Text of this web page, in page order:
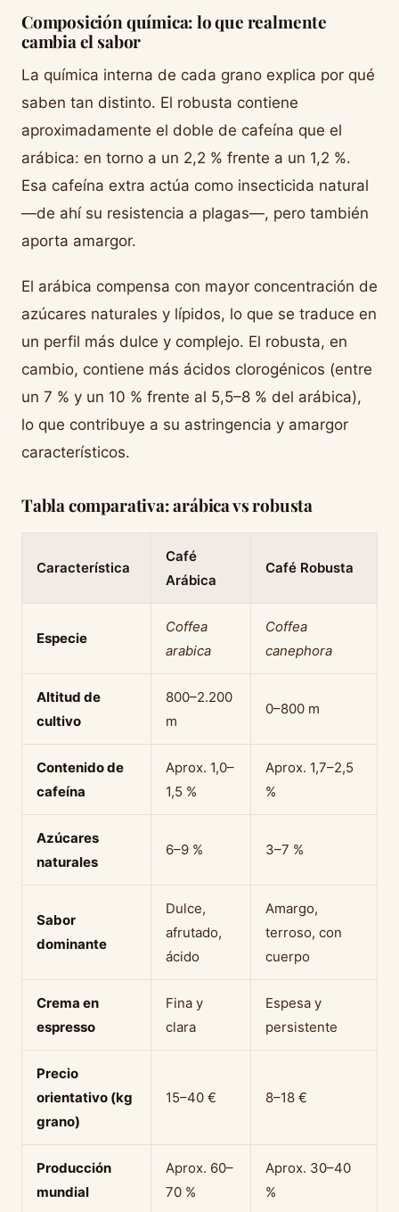
Composición química: lo que realmente
cambia el sabor
La química interna de cada grano explica por qué
saben tan distinto. El robusta contiene
aproximadamente el doble de cafeína que el
arábica: en torno a un 2,2 % frente a un 1,2 %.
Esa cafeína extra actúa como insecticida natural
—de ahí su resistencia a plagas—, pero también
aporta amargor.
El arábica compensa con mayor concentración de
azúcares naturales y lípidos, lo que se traduce en
un perfil más dulce y complejo. El robusta, en
cambio, contiene más ácidos clorogénicos (entre
un 7 % y un 10 % frente al 5,5–8 % del arábica),
lo que contribuye a su astringencia y amargor
característicos.
Tabla comparativa: arábica vs robusta
Característica
Café
Arábica
Café Robusta
Especie
Coffea
arabica
Coffea
canephora
Altitud de
cultivo
800–2.200
m
0–800 m
Contenido de
cafeína
Aprox. 1,0–
1,5 %
Aprox. 1,7–2,5
%
Azúcares
naturales
6–9 % 3–7 %
Sabor
dominante
Dulce,
afrutado,
ácido
Amargo,
terroso, con
cuerpo
Crema en
espresso
Fina y
clara
Espesa y
persistente
Precio
orientativo (kg
grano)
15–40 € 8–18 €
Producción
mundial
Aprox. 60–
70 %
Aprox. 30–40
%